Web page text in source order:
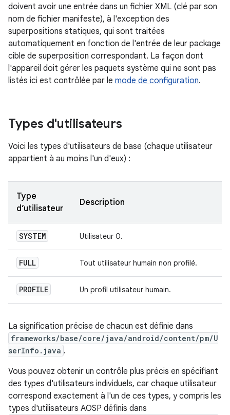
doivent avoir une entrée dans un fichier XML (clé par son
nom de fichier manifeste), à l'exception des
superpositions statiques, qui sont traitées
automatiquement en fonction de l'entrée de leur package
cible de superposition correspondant. La façon dont
l'appareil doit gérer les paquets système qui ne sont pas
listés ici est contrôlée par le mode de configuration.
Types d'utilisateurs
Voici les types d'utilisateurs de base (chaque utilisateur
appartient à au moins l'un d'eux) :
Type
d’utilisateur
Description
SYSTEM Utilisateur 0.
FULL Tout utilisateur humain non profilé.
PROFILE Un profil utilisateur humain.
La signification précise de chacun est définie dans
frameworks/base/core/java/android/content/pm/U
serInfo.java .
Vous pouvez obtenir un contrôle plus précis en spécifiant
des types d'utilisateurs individuels, car chaque utilisateur
correspond exactement à l'un de ces types, y compris les
types d'utilisateurs AOSP définis dans